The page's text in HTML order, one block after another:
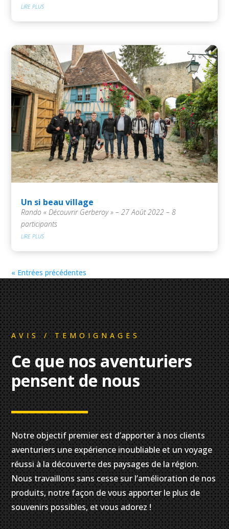
lire plus
Un si beau village
Rando « Découvrir Gerberoy » – 27 Août 2022 – 8
participants
lire plus
« Entrées précédentes
AVIS / TEMOIGNAGES
Ce que nos aventuriers
pensent de nous
Notre objectif premier est d’apporter à nos clients
aventuriers une expérience inoubliable et un voyage
réussi à la découverte des paysages de la région.
Nous travaillons sans cesse sur l’amélioration de nos
produits, notre façon de vous apporter le plus de
souvenirs possibles, et vous adorez !